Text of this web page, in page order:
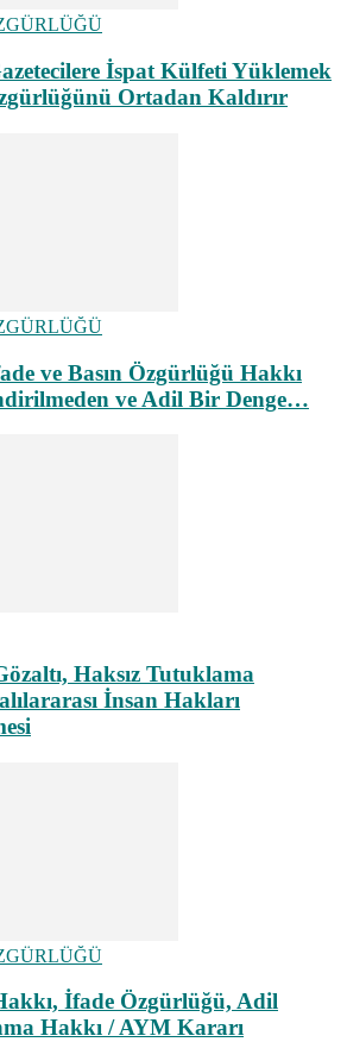
İspat Külfeti Yüklemek
Ortadan Kaldırır
ve Basın Özgürlüğü Hakkı
ve Adil Bir Denge…
Haksız Tutuklama
İnsan Hakları
İfade Özgürlüğü, Adil
Hakkı / AYM Kararı